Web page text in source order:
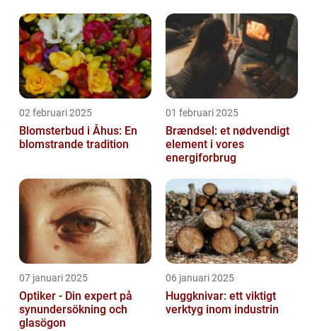
02 februari 2025
Blomsterbud i Åhus: En
blomstrande tradition
01 februari 2025
Brændsel: et nødvendigt
element i vores
energiforbrug
07 januari 2025
Optiker - Din expert på
synundersökning och
glasögon
06 januari 2025
Huggknivar: ett viktigt
verktyg inom industrin